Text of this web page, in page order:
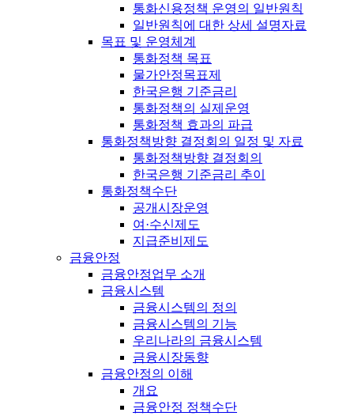
통화신용정책 운영의 일반원칙
일반원칙에 대한 상세 설명자료
목표 및 운영체계
통화정책 목표
물가안정목표제
한국은행 기준금리
통화정책의 실제운영
통화정책 효과의 파급
통화정책방향 결정회의 일정 및 자료
통화정책방향 결정회의
한국은행 기준금리 추이
통화정책수단
공개시장운영
여·수신제도
지급준비제도
금융안정
금융안정업무 소개
금융시스템
금융시스템의 정의
금융시스템의 기능
우리나라의 금융시스템
금융시장동향
금융안정의 이해
개요
금융안정 정책수단